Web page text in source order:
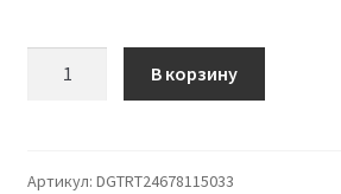
и
В корзину
Артикул: DGTRT24678115033